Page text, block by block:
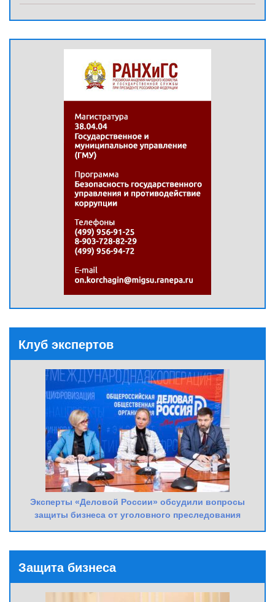
Клуб экспертов
Эксперты «Деловой России» обсудили вопросы
защиты бизнеса от уголовного преследования
Защита бизнеса